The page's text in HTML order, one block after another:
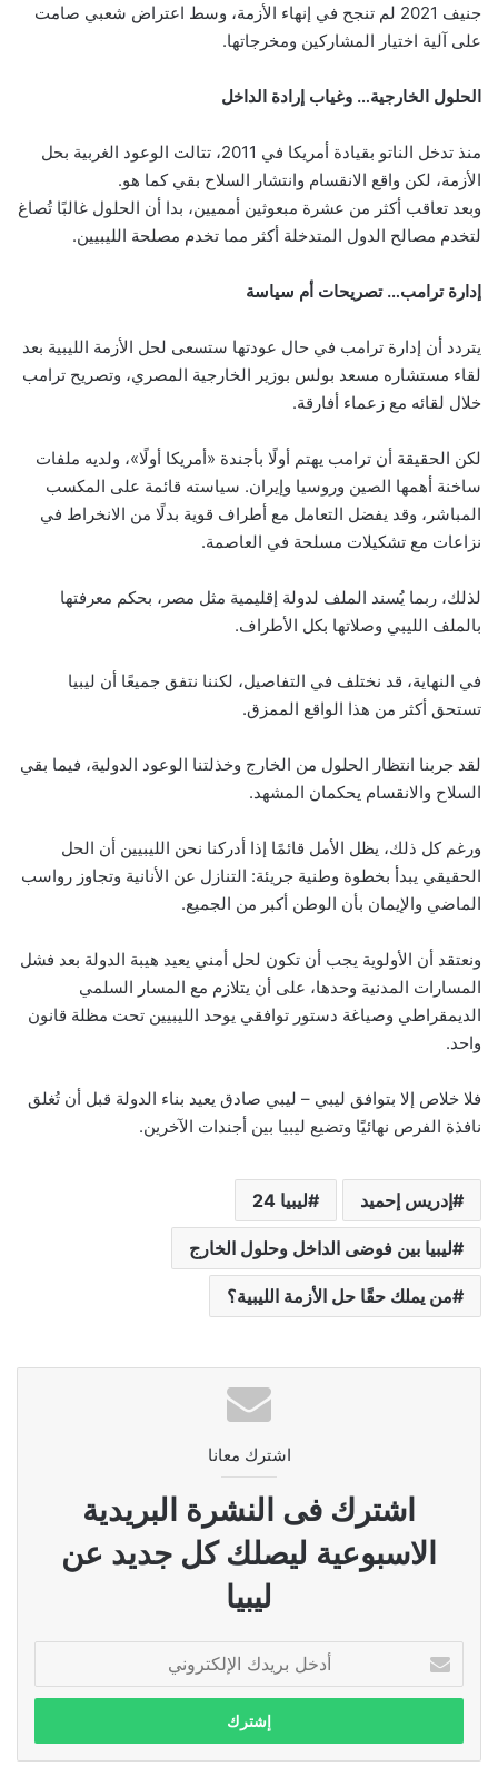
جنيف 2021 لم تنجح في إنهاء الأزمة، وسط اعتراض شعبي صامت
على آلية اختيار المشاركين ومخرجاتها.
الحلول الخارجية… وغياب إرادة الداخل
منذ تدخل الناتو بقيادة أمريكا في 2011، تتالت الوعود الغربية بحل
الأزمة، لكن واقع الانقسام وانتشار السلاح بقي كما هو.
وبعد تعاقب أكثر من عشرة مبعوثين أمميين، بدا أن الحلول غالبًا تُصاغ
لتخدم مصالح الدول المتدخلة أكثر مما تخدم مصلحة الليبيين.
إدارة ترامب… تصريحات أم سياسة
يتردد أن إدارة ترامب في حال عودتها ستسعى لحل الأزمة الليبية بعد
لقاء مستشاره مسعد بولس بوزير الخارجية المصري، وتصريح ترامب
خلال لقائه مع زعماء أفارقة.
لكن الحقيقة أن ترامب يهتم أولًا بأجندة «أمريكا أولًا»، ولديه ملفات
ساخنة أهمها الصين وروسيا وإيران. سياسته قائمة على المكسب
المباشر، وقد يفضل التعامل مع أطراف قوية بدلًا من الانخراط في
نزاعات مع تشكيلات مسلحة في العاصمة.
لذلك، ربما يُسند الملف لدولة إقليمية مثل مصر، بحكم معرفتها
بالملف الليبي وصلاتها بكل الأطراف.
في النهاية، قد نختلف في التفاصيل، لكننا نتفق جميعًا أن ليبيا
تستحق أكثر من هذا الواقع الممزق.
لقد جربنا انتظار الحلول من الخارج وخذلتنا الوعود الدولية، فيما بقي
السلاح والانقسام يحكمان المشهد.
ورغم كل ذلك، يظل الأمل قائمًا إذا أدركنا نحن الليبيين أن الحل
الحقيقي يبدأ بخطوة وطنية جريئة: التنازل عن الأنانية وتجاوز رواسب
الماضي والإيمان بأن الوطن أكبر من الجميع.
ونعتقد أن الأولوية يجب أن تكون لحل أمني يعيد هيبة الدولة بعد فشل
المسارات المدنية وحدها، على أن يتلازم مع المسار السلمي
الديمقراطي وصياغة دستور توافقي يوحد الليبيين تحت مظلة قانون
واحد.
فلا خلاص إلا بتوافق ليبي – ليبي صادق يعيد بناء الدولة قبل أن تُغلق
نافذة الفرص نهائيًا وتضيع ليبيا بين أجندات الآخرين.
إدريس إحميد ليبيا 24
ليبيا بين فوضى الداخل وحلول الخارج
من يملك حقًا حل الأزمة الليبية؟
اشترك معانا
اشترك فى النشرة البريدية
الاسبوعية ليصلك كل جديد عن
ليبيا
بريدك
الإلكتروني